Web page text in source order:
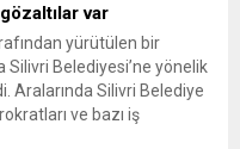
var
yürütülen bir
Belediyesi’ne yönelik
Aralarında Silivri Belediye
ve bazı iş